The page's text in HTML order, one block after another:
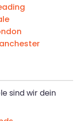
sind wir dein